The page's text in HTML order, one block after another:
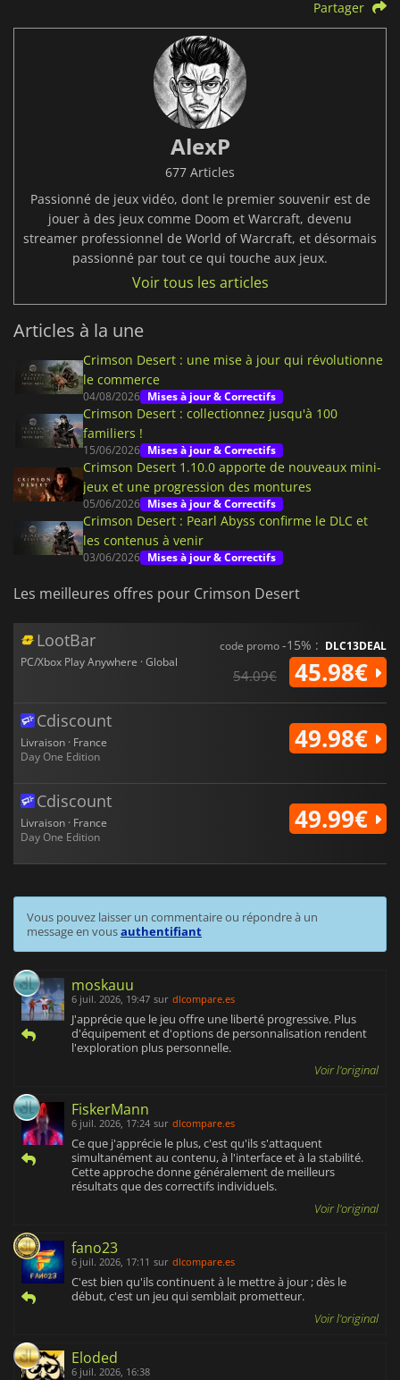
Partager
AlexP
677 Articles
Passionné de jeux vidéo, dont le premier souvenir est de
jouer à des jeux comme Doom et Warcraft, devenu
streamer professionnel de World of Warcraft, et désormais
passionné par tout ce qui touche aux jeux.
Voir tous les articles
Articles à la une
Crimson Desert : une mise à jour qui révolutionne
le commerce
04/08/2026 Mises à jour & Correctifs
Crimson Desert : collectionnez jusqu'à 100
familiers !
15/06/2026 Mises à jour & Correctifs
Crimson Desert 1.10.0 apporte de nouveaux mini-
jeux et une progression des montures
05/06/2026 Mises à jour & Correctifs
Crimson Desert : Pearl Abyss confirme le DLC et
les contenus à venir
03/06/2026 Mises à jour & Correctifs
Les meilleures offres pour Crimson Desert
LootBar
PC/Xbox Play Anywhere · Global
code promo-15% : DLC13DEAL
54.09€ 45.98€
Cdiscount
Livraison · France
Day One Edition
49.98€
Cdiscount
Livraison · France
Day One Edition
49.99€
Vous pouvez laisser un commentaire ou répondre à un
message en vousauthentifiant
moskauu
6 juil. 2026, 19:47 sur dlcompare.es
J'apprécie que le jeu offre une liberté progressive. Plus
d'équipement et d'options de personnalisation rendent
l'exploration plus personnelle.
Voir l'original
FiskerMann
6 juil. 2026, 17:24 sur dlcompare.es
Ce que j'apprécie le plus, c'est qu'ils s'attaquent
simultanément au contenu, à l'interface et à la stabilité.
Cette approche donne généralement de meilleurs
résultats que des correctifs individuels.
Voir l'original
fano23
6 juil. 2026, 17:11 sur dlcompare.es
C'est bien qu'ils continuent à le mettre à jour ; dès le
début, c'est un jeu qui semblait prometteur.
Voir l'original
Eloded
6 juil. 2026, 16:38